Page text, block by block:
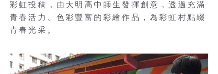
彩虹投稿，由大明高中師生發揮創意，透過充滿
青春活力、色彩豐富的彩繪作品，為彩虹村點綴
青春光采。